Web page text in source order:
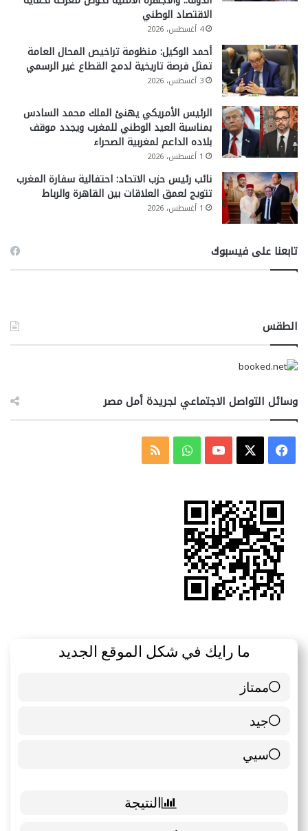
الاقتصاد الوطني
4 أغسطس، 2026
أحمد الوكيل: منظومة تراخيص المحال العامة
تمثل فرصة تاريخية لدمج القطاع غير الرسمي
3 أغسطس، 2026
الرئيس الأمريكي يهنئ الملك محمد السادس
بمناسبة العيد الوطني للمغرب ويجدد موقف
بلاده الداعم لمغربية الصحراء
1 أغسطس، 2026
نائب رئيس حزب الاتحاد: احتفالية سفارة المغرب
تتويج لعمق العلاقات بين القاهرة والرباط
1 أغسطس، 2026
تابعنا على فيسبوك
الطقس
وسائل التواصل الاجتماعي لجريدة أمل مصر
فيسبوك ‫YouTubeواتسابملخص
ما رايك في شكل الموقع الجديد
ممتاز
6 ( 85.71 % )
جيد
0 ( 0 % )
سيي
1 ( 14.29 % )